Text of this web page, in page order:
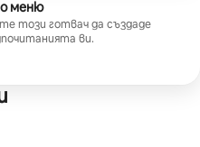
меню
този готвач да създаде
ви.